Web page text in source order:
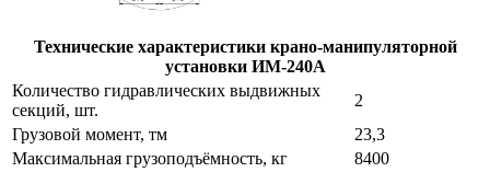
Технические характеристики крано-манипуляторной
установки ИМ-240А
Количество гидравлических выдвижных
секций, шт.
2
Грузовой момент, тм
23,3
Максимальная грузоподъёмность, кг
8400